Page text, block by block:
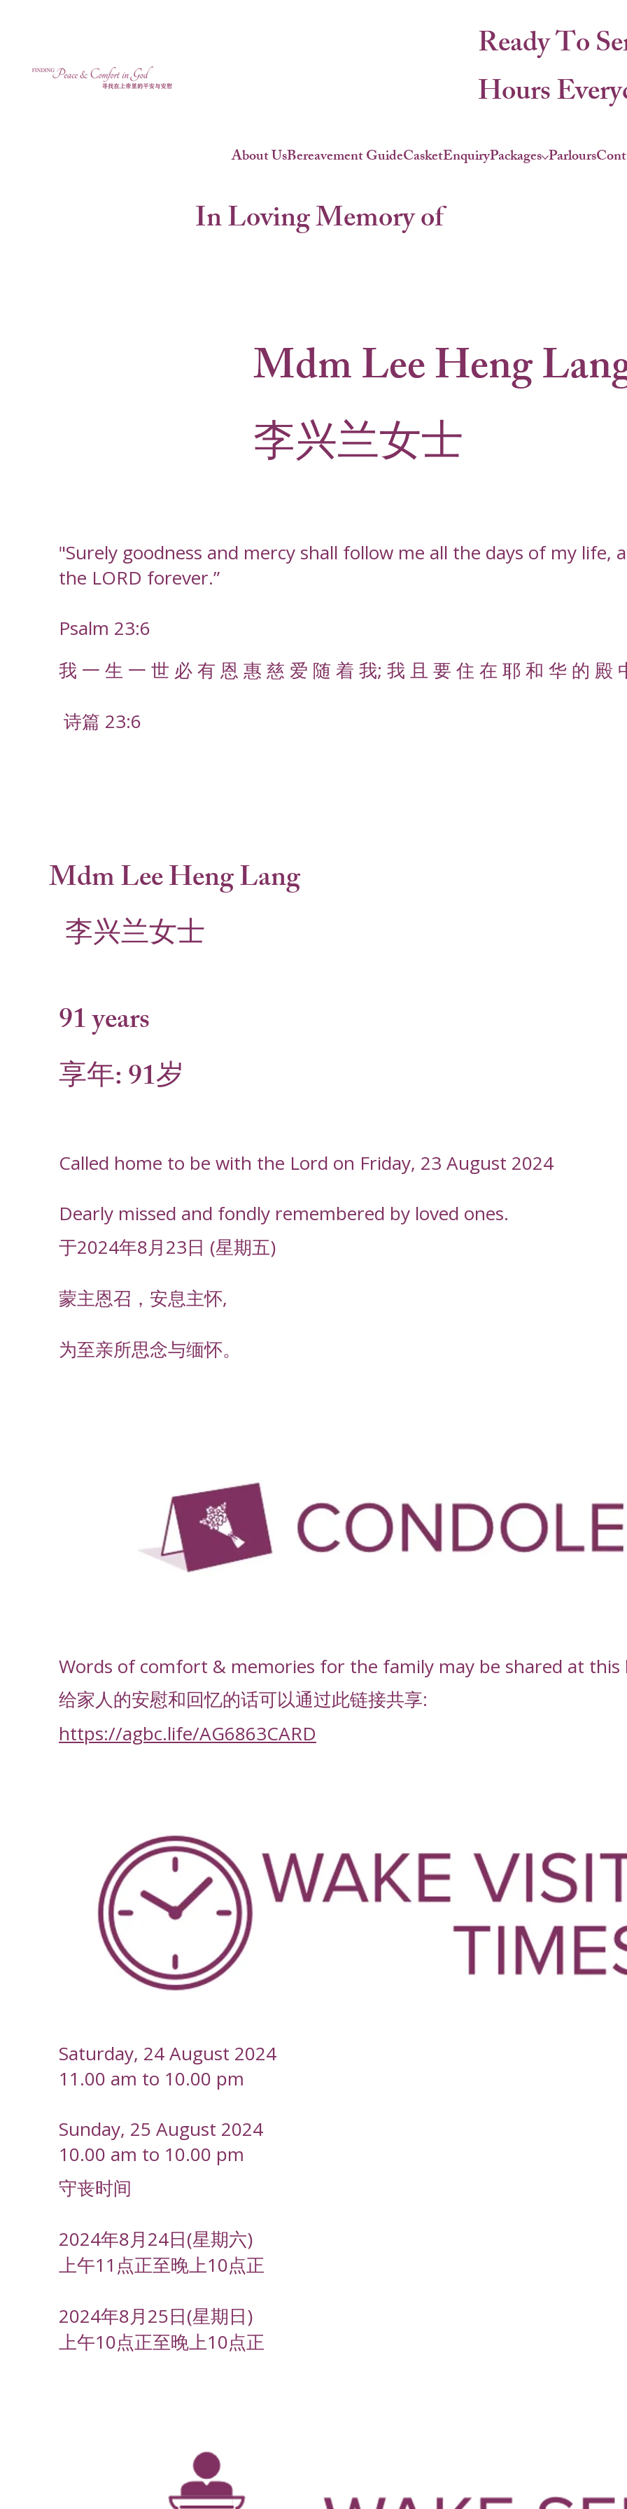
About UsBereavement GuideCasketEnquiryPackages Parlours
Ready To
Hours
In Loving Memory of
Mdm Lee Heng
李兴兰女士
"Surely goodness and mercy shall follow me all the days of my life,
the LORD forever.”
Psalm 23:6
我 一 生 一 世 必 有 恩 惠 慈 爱 随 着 我; 我 且 要 住 在 耶 和 华 的 殿
诗篇 23:6
Mdm Lee Heng Lang
李兴兰女士
91 years
享年: 91岁
Called home to be with the Lord on Friday, 23 August 2024
Dearly missed and fondly remembered by loved ones.
于2024年8月23日 (星期五)
蒙主恩召，安息主怀,
为至亲所思念与缅怀。
Words of comfort & memories for the family may be shared at this
给家人的安慰和回忆的话可以通过此链接共享:
https://agbc.life/AG6863CARD
Saturday, 24 August 2024
11.00 am to 10.00 pm
Sunday, 25 August 2024
10.00 am to 10.00 pm
守丧时间
2024年8月24日(星期六)
上午11点正至晚上10点正
2024年8月25日(星期日)
上午10点正至晚上10点正